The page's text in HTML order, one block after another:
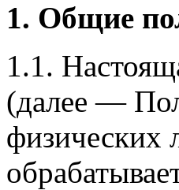
1. Общие
1.1.
(далее —
физических